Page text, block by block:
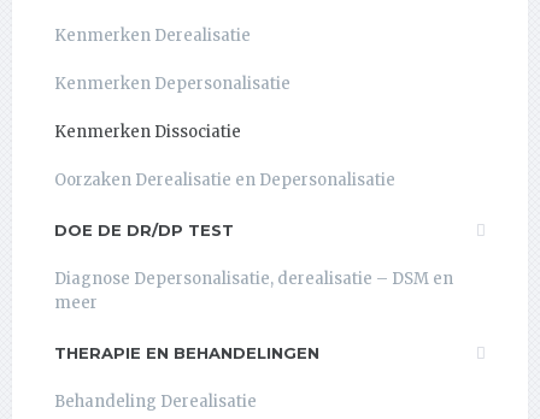
Kenmerken Derealisatie
Kenmerken Depersonalisatie
Kenmerken Dissociatie
Oorzaken Derealisatie en Depersonalisatie
DOE DE DR/DP TEST
Diagnose Depersonalisatie, derealisatie – DSM en
meer
THERAPIE EN BEHANDELINGEN
Behandeling Derealisatie